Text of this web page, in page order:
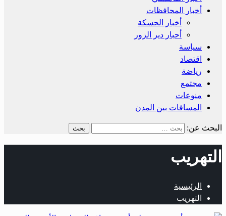
أخبار المحافظات
أخبار الحسكة
أحبار دير الزور
سياسة
اقتصاد
رياضة
مجتمع
منوعات
المسافات بين المدن
البحث عن:
التهريب
الرئيسية
التهريب